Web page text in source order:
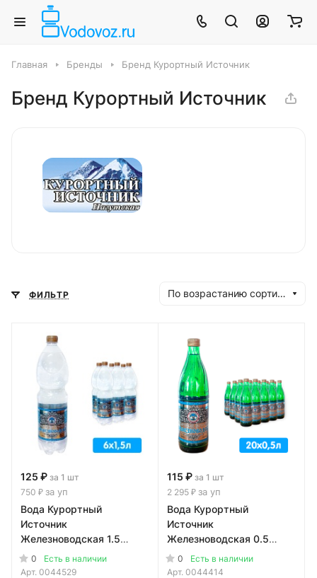
Главная Бренды Бренд Курортный Источник
Бренд Курортный Источник
ФИЛЬТР По возрастанию сортировки
125 ₽ за 1 шт
750 ₽ за уп
Вода Курортный
Источник
Железноводская 1.5
литра, газ, пэт, 6 шт. в уп.
0
Есть в наличии
Арт. 0044529
115 ₽ за 1 шт
2 295 ₽ за уп
Вода Курортный
Источник
Железноводская 0.5
литра, газ, стекло, 20 шт.
в уп.
0
Есть в наличии
Арт. 0044414